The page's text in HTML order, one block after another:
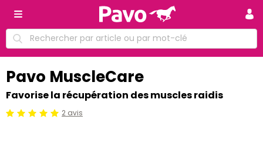
Pavo MuscleCare
Favorise la récupération des muscles raidis
Jugement:5 /5 2 avis